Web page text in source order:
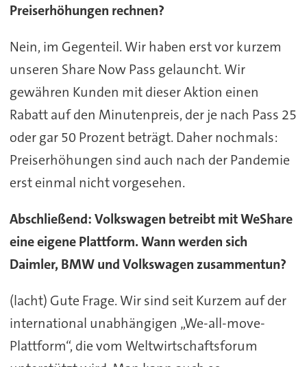
Preiserhöhungen rechnen?
Nein, im Gegenteil. Wir haben erst vor kurzem
unseren Share Now Pass gelauncht. Wir
gewähren Kunden mit dieser Aktion einen
Rabatt auf den Minutenpreis, der je nach Pass 25
oder gar 50 Prozent beträgt. Daher nochmals:
Preiserhöhungen sind auch nach der Pandemie
erst einmal nicht vorgesehen.
Abschließend: Volkswagen betreibt mit WeShare
eine eigene Plattform. Wann werden sich
Daimler, BMW und Volkswagen zusammentun?
(lacht) Gute Frage. Wir sind seit Kurzem auf der
international unabhängigen „We-all-move-
Plattform“, die vom Weltwirtschaftsforum